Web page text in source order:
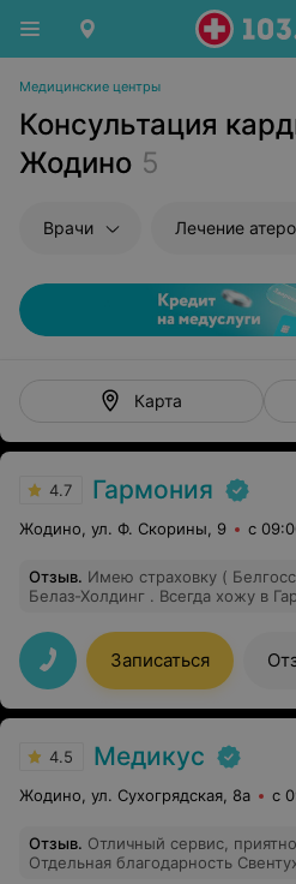
Медицинские центры
Консультация
Жодино 5
Врачи Лечение
Карта
4.7 Гармония
Жодино, ул. Ф. Скорины, 9 с
Отзыв. Имею страховку ( Белгосстрах)от предприятия
Белаз-Холдинг . Всегда хожу в
адекватные по ценам лекарства , не как остальные по
шаблону. Все на высшем уровне
. Если необходимо что то по
могут позвонить и договориться
экономя вам время и нервы на
Записаться
4.5 Медикус
Жодино, ул. Сухогрядская, 8а с
Отзыв. Отличный сервис,
Отдельная благодарность